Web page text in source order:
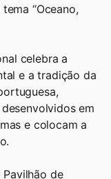
“Oceano,
celebra a
e a tradição da
em
e colocam a
Pavilhão de